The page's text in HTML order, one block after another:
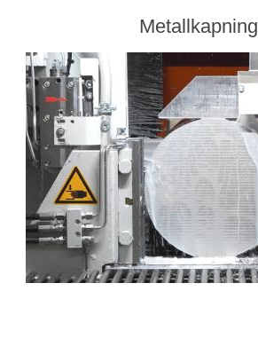
3D-svetsning
Bearbetning av stång, rör och profiler
Bearbetning av plåt och band
Målnings- och ytbehandlingssystem
Metallkapning